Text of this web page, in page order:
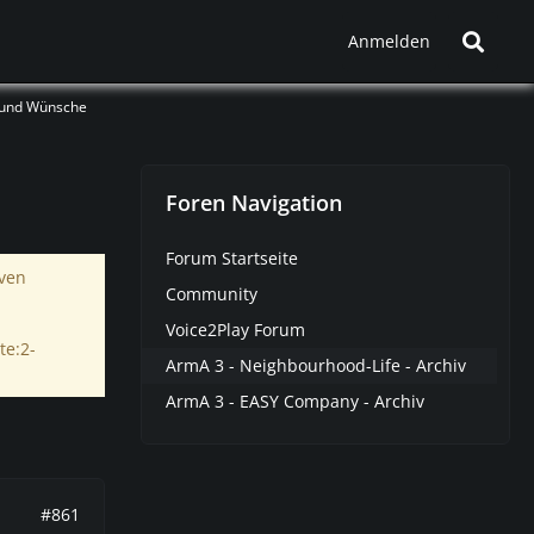
Anmelden
Wünsche
#861
Foren Navigation
Forum Startseite
Community
Voice2Play Forum
ArmA 3 - Neighbourhood-Life - Archiv
ArmA 3 - EASY Company - Archiv